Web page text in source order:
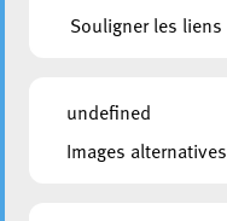
Souligner les liens
undefined
Images alternatives